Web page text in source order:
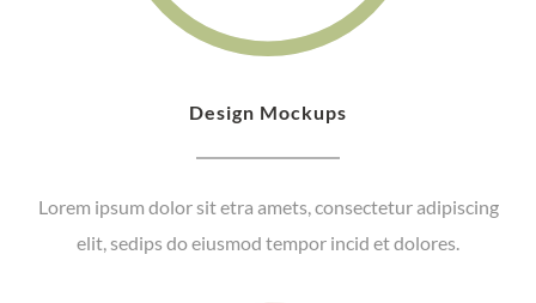
Design Mockups
Lorem ipsum dolor sit etra amets, consectetur adipiscing
elit, sedips do eiusmod tempor incid et dolores.